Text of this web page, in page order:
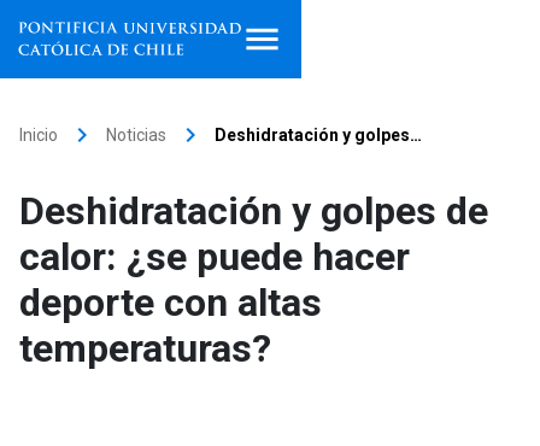
Facultades, escuelas e
institutos
Investigación
Inicio keyboard_arrow_right Noticias keyboard_arrow_right Deshidratación y golpes…
Deshidratación y golpes de
calor: ¿se puede hacer
deporte con altas
temperaturas?